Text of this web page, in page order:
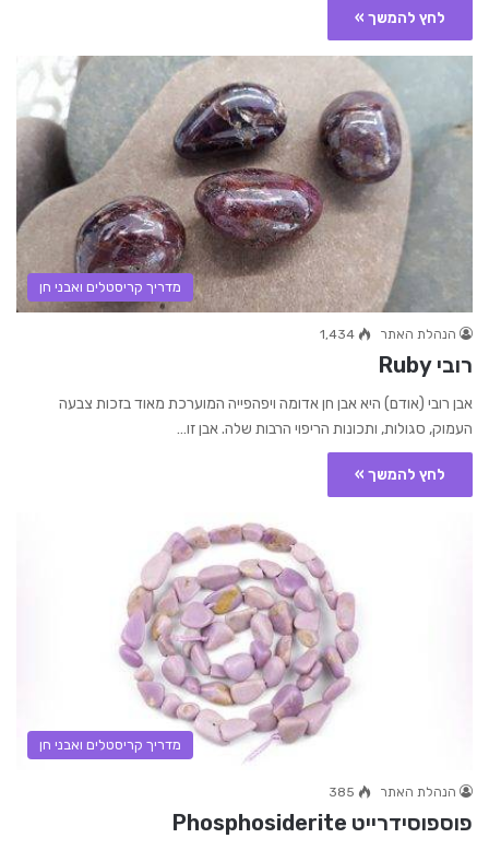
לחץ להמשך »
מדריך קריסטלים ואבני חן
הנהלת האתר 1,434
רובי Ruby
אבן רובי (אודם) היא אבן חן אדומה ויפהפייה המוערכת מאוד בזכות צבעה
העמוק, סגולות, ותכונות הריפוי הרבות שלה. אבן זו…
לחץ להמשך »
מדריך קריסטלים ואבני חן
הנהלת האתר 385
פוספוסידרייט Phosphosiderite